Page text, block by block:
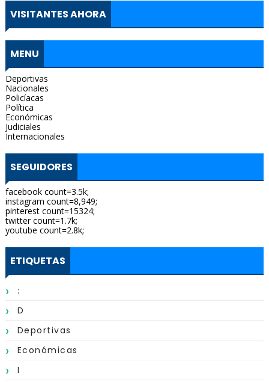
VISITANTES AHORA
MENU
Deportivas
Nacionales
Policíacas
Política
Económicas
Judiciales
Internacionales
SEGUIDORES
facebook count=3.5k;
instagram count=8,949;
pinterest count=15324;
twitter count=1.7k;
youtube count=2.8k;
ETIQUETAS
:
D
Deportivas
Económicas
I